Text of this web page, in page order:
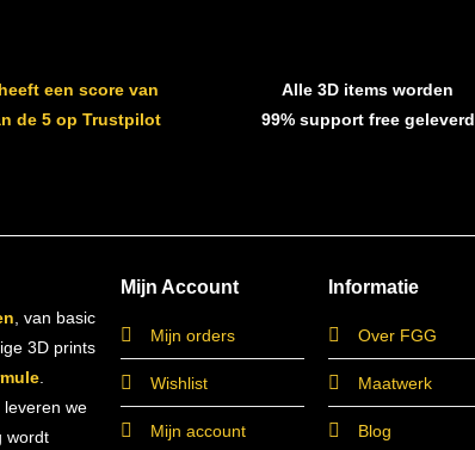
een score van
de 5 op Trustpilot
Alle 3D items worden
99% support free geleverd
, van basic
3D prints
.
we
wordt
Mijn Account
Mijn orders
Wishlist
Mijn account
Informatie
Over FGG
Maatwerk
Blog